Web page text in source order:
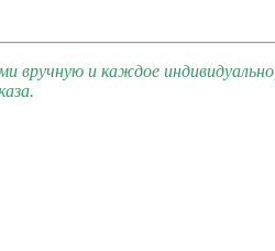
вручную и каждое